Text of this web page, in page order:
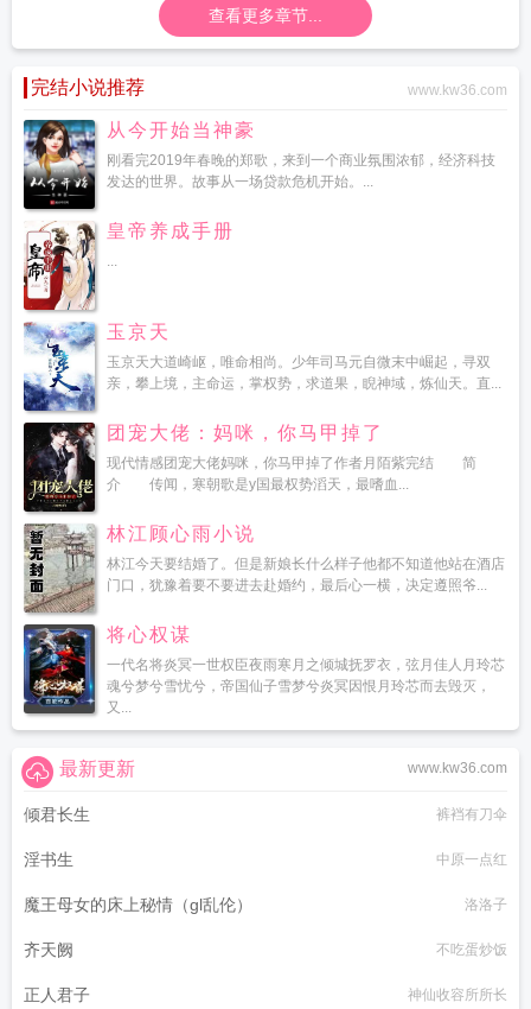
查看更多章节...
完结小说推荐 www.kw36.com
从今开始当神豪
刚看完2019年春晚的郑歌，来到一个商业氛围浓郁，经济科技
发达的世界。故事从一场贷款危机开始。...
皇帝养成手册
...
玉京天
玉京天大道崎岖，唯命相尚。少年司马元自微末中崛起，寻双
亲，攀上境，主命运，掌权势，求道果，睨神域，炼仙天。直...
团宠大佬：妈咪，你马甲掉了
现代情感团宠大佬妈咪，你马甲掉了作者月陌紫完结 简
介 传闻，寒朝歌是y国最权势滔天，最嗜血...
林江顾心雨小说
林江今天要结婚了。但是新娘长什么样子他都不知道他站在酒店
门口，犹豫着要不要进去赴婚约，最后心一横，决定遵照爷...
将心权谋
一代名将炎冥一世权臣夜雨寒月之倾城抚罗衣，弦月佳人月玲芯
魂兮梦兮雪忧兮，帝国仙子雪梦兮炎冥因恨月玲芯而去毁灭，
又...
www.kw36.com
最新更新
倾君长生 裤裆有刀伞
淫书生 中原一点红
魔王母女的床上秘情（gl乱伦） 洛洛子
齐天阙 不吃蛋炒饭
正人君子 神仙收容所所长